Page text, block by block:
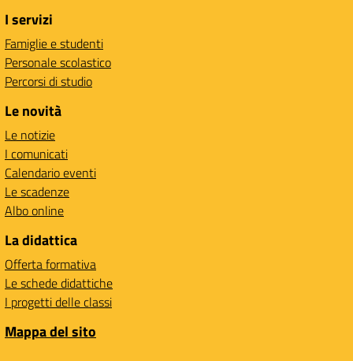
I servizi
Famiglie e studenti
Personale scolastico
Percorsi di studio
Le novità
Le notizie
I comunicati
Calendario eventi
Le scadenze
Albo online
La didattica
Offerta formativa
Le schede didattiche
I progetti delle classi
Mappa del sito